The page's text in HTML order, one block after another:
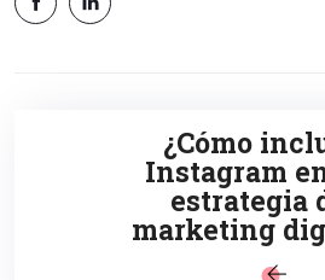
¿Cómo
Instagram
estrategia
marketing